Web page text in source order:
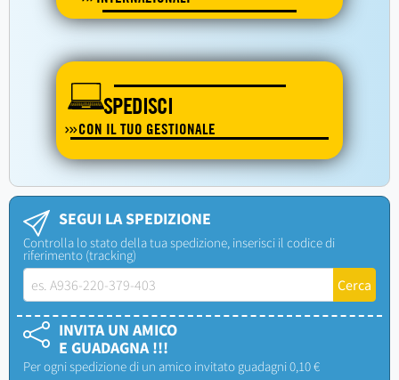
SPEDISCI
CON IL TUO GESTIONALE
SEGUI LA SPEDIZIONE
Controlla lo stato della tua spedizione, inserisci il codice di
riferimento (tracking)
INVITA UN AMICO
E GUADAGNA !!!
Per ogni spedizione di un amico invitato guadagni 0,10 €